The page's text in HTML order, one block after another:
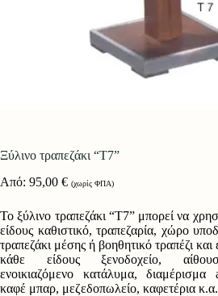
Ξύλινο τραπεζάκι “Τ7”
Από: 95,00 € (χωρίς ΦΠΑ)
Το ξύλινο τραπεζάκι “Τ7” μπορεί να
είδους καθιστικό, τραπεζαρία, χώρο
τραπεζάκι μέσης ή βοηθητικό τραπέζι και
κάθε είδους ξενοδοχείο,
ενοικιαζόμενο κατάλυμα, διαμέρισμα
καφέ μπαρ, μεζεδοπωλείο, καφετέρια κ.α.